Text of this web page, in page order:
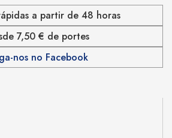
a partir de 48 horas
7,50 € de portes
nos no Facebook